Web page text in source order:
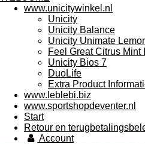
www.unicitywinkel.nl
Unicity
Unicity Balance
Unicity Unimate
Feel Great Citrus Mint
Unicity Bios 7
DuoLife
Extra Product
www.leblebi.biz
www.sportshopdeventer.nl
Start
Retour en
Account